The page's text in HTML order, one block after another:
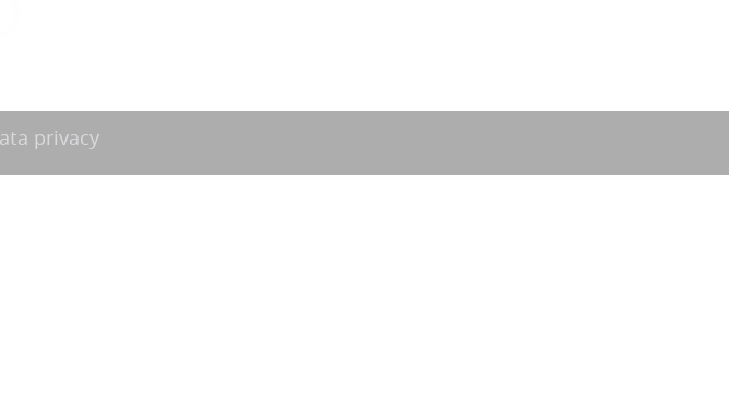
privacy